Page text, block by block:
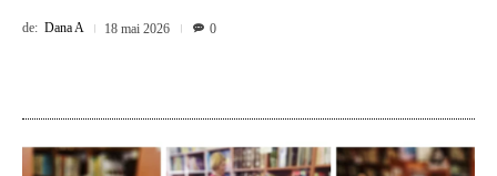
de: Dana A 18 mai 2026 0